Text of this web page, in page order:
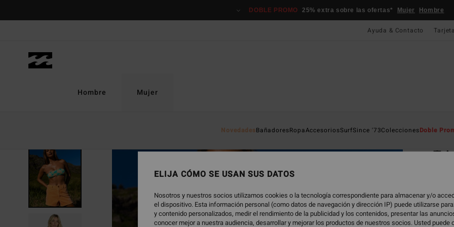
producto
DOBLE PROMO 25% extra sobre las ofertas* Mujer Hombre
Ayuda & Contacto
Hombre Mujer
NovedadesBañadoresRopaAccesoriosSurfSince '73ColeccionesDoble
Top
ECO-
ELIJA CÓMO SE USAN SUS DATOS
Nosotros y nuestros socios utilizamos cookies o la tecnología correspondiente para almacenar y/o
el dispositivo. Esta información personal (como datos de navegación y dirección IP) puede utilizarse
y contenido personalizados, medir el rendimiento de la publicidad y los contenidos, presentar las
conocer mejor a nuestra audiencia, desarrollar y mejorar los productos de nuestros socios. Usted puede